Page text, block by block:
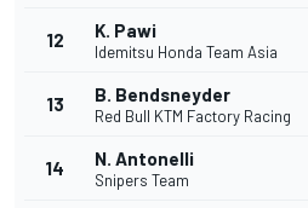
12 K. Pawi
Idemitsu Honda Team Asia
13 B. Bendsneyder
Red Bull KTM Factory Racing
14 N. Antonelli
Snipers Team